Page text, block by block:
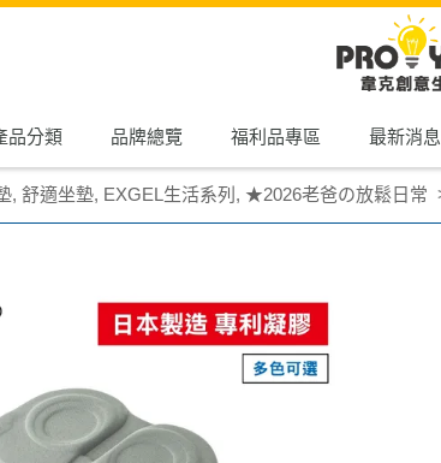
品分類 品牌總覽 福利品專區 最新消息
, 舒適坐墊, EXGEL生活系列 , ★2026老爸の放鬆日常